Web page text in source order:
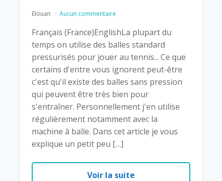
Elouan Aucun commentaire
Français (France)EnglishLa plupart du
temps on utilise des balles standard
pressurisés pour jouer au tennis... Ce que
certains d'entre vous ignorent peut-être
c'est qu'il existe des balles sans pression
qui peuvent être très bien pour
s'entraîner. Personnellement j'en utilise
régulièrement notamment avec la
machine à balle. Dans cet article je vous
explique un petit peu […]
Voir la suite